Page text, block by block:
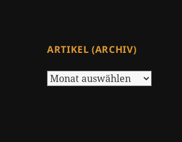
ARTIKEL (ARCHIV)
Artikel